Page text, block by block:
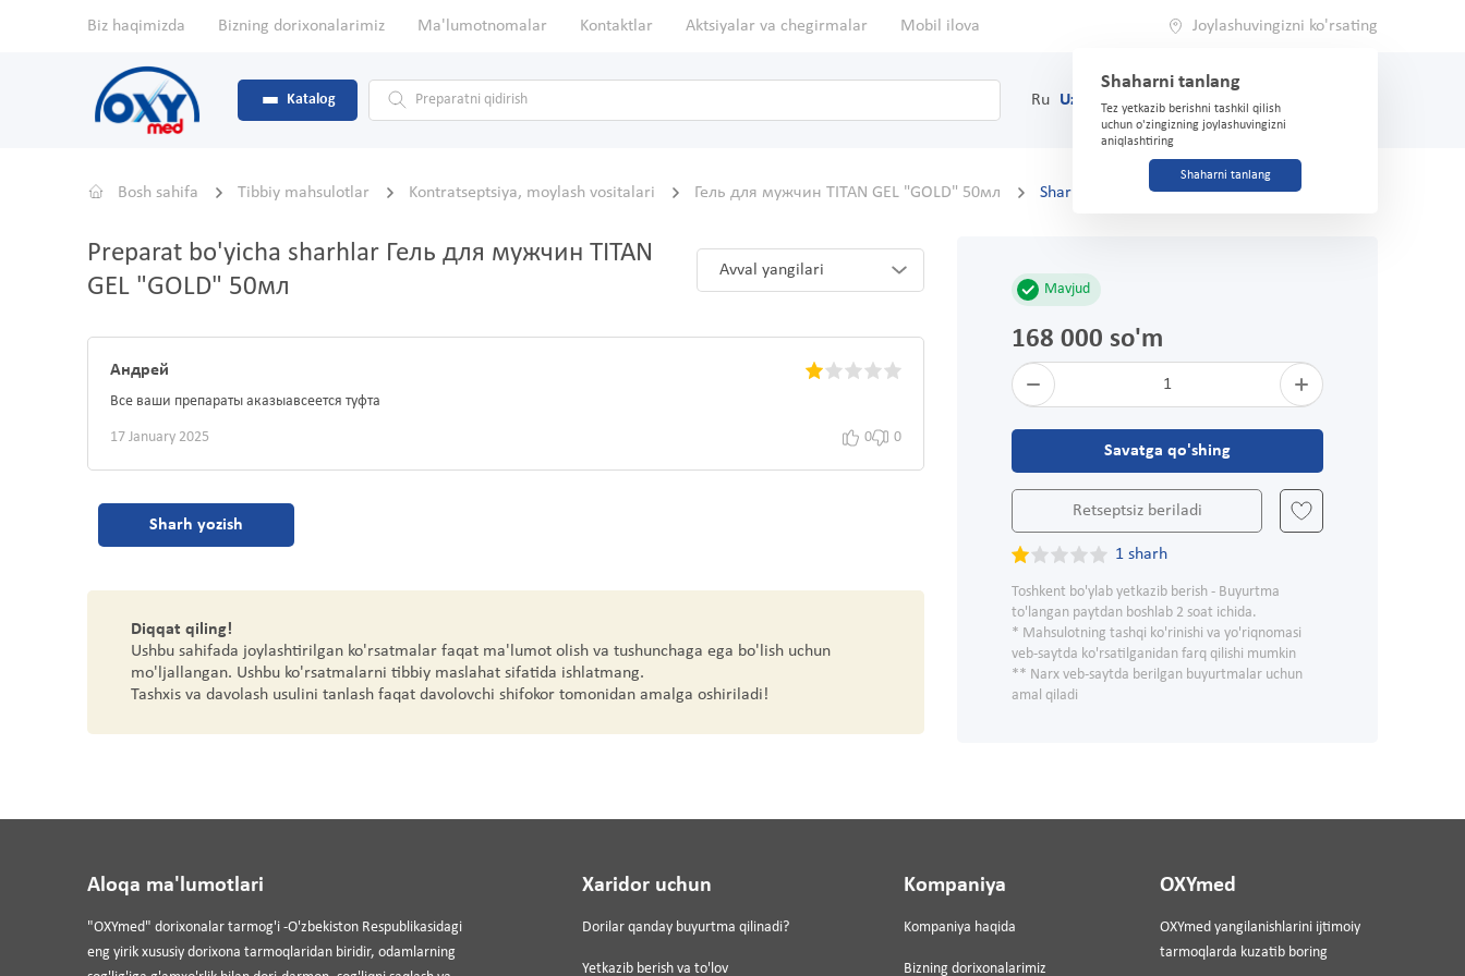
Biz haqimizda Bizning dorixonalarimiz Ma'lumotnomalar Kontaktlar Aktsiyalar va chegirmalar Mobil ilova Joylashuvingizni ko'rsating
Shaharni tanlang
Tez yetkazib berishni tashkil qilish
uchun o'zingizning joylashuvingizni
aniqlashtiring
Shaharni tanlang
Katalog Ru Uz (71) 200-03-03
Bosh sahifa Tibbiy mahsulotlar Kontratseptsiya, moylash vositalari Гель для мужчин TITAN GEL "GOLD" 50мл Sharhlar
Preparat bo'yicha sharhlar Гель для мужчин TITAN
GEL "GOLD" 50мл
Avval yangilari
Андрей
Все ваши препараты аказыавсеется туфта
17 January 2025 0 0
Sharh yozish
Diqqat qiling!
Ushbu sahifada joylashtirilgan ko'rsatmalar faqat ma'lumot olish va tushunchaga ega bo'lish uchun
mo'ljallangan. Ushbu ko'rsatmalarni tibbiy maslahat sifatida ishlatmang.
Tashxis va davolash usulini tanlash faqat davolovchi shifokor tomonidan amalga oshiriladi!
Mavjud
168 000 so'm
1
Savatga qo'shing
Retseptsiz beriladi
1 sharh
Toshkent bo'ylab yetkazib berish - Buyurtma
to'langan paytdan boshlab 2 soat ichida.
* Mahsulotning tashqi ko'rinishi va yo'riqnomasi
veb-saytda ko'rsatilganidan farq qilishi mumkin
** Narx veb-saytda berilgan buyurtmalar uchun
amal qiladi
Aloqa ma'lumotlari
"OXYmed" dorixonalar tarmog'i -O'zbekiston Respublikasidagi
eng yirik xususiy dorixona tarmoqlaridan biridir, odamlarning
Xaridor uchun
Dorilar qanday buyurtma qilinadi?
Yetkazib berish va to'lov
Kompaniya
Kompaniya haqida
Bizning dorixonalarimiz
OXYmed
OXYmed yangilanishlarini ijtimoiy
tarmoqlarda kuzatib boring